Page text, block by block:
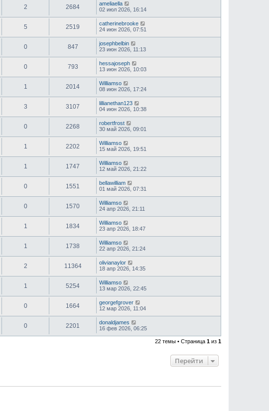
2 2684
ameliaella
02 июл 2026, 16:14
5 2519
catherinebrooke
24 июн 2026, 07:51
0 847
josephbelbin
23 июн 2026, 11:13
0 793
hessajoseph
13 июн 2026, 10:03
1 2014
Williamso
08 июн 2026, 17:24
3 3107
lillianethan123
04 июн 2026, 10:38
0 2268
robertfrost
30 май 2026, 09:01
1 2202
Williamso
15 май 2026, 19:51
1 1747
Williamso
12 май 2026, 21:22
0 1551
bellawilliam
01 май 2026, 07:31
0 1570
Williamso
24 апр 2026, 21:11
1 1834
Williamso
23 апр 2026, 18:47
1 1738
Williamso
22 апр 2026, 21:24
2 11364
olivianaylor
18 апр 2026, 14:35
1 5254
Williamso
13 мар 2026, 22:45
0 1664
georgefgrover
12 мар 2026, 11:04
0 2201
donaldjames
16 фев 2026, 06:25
22 темы • Страница 1 из 1
Перейти